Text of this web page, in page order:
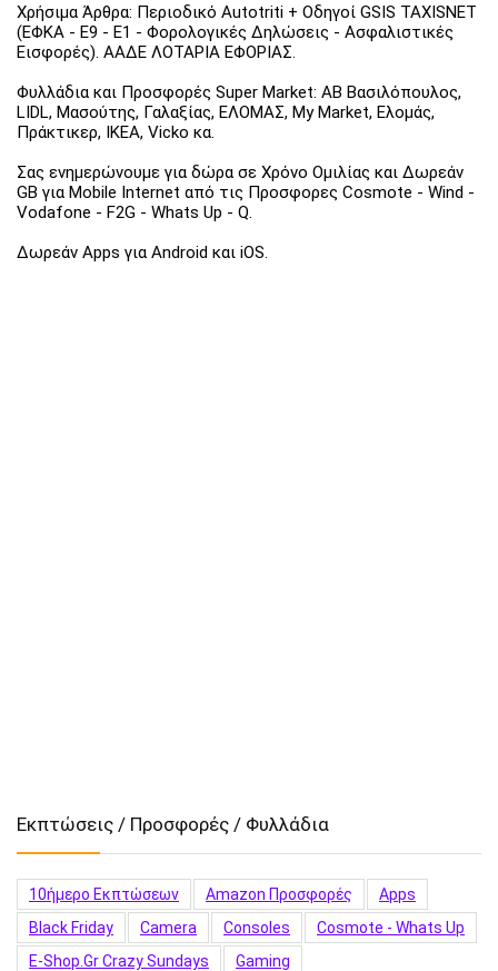
Χρήσιμα Άρθρα: Περιοδικό Autotriti + Οδηγοί GSIS TAXISNET
(ΕΦΚΑ - Ε9 - Ε1 - Φορολογικές Δηλώσεις - Ασφαλιστικές
Εισφορές). ΑΑΔΕ ΛΟΤΑΡΙΑ ΕΦΟΡΙΑΣ.
Φυλλάδια και Προσφορές Super Market: ΑΒ Βασιλόπουλος,
LIDL, Μασούτης, Γαλαξίας, ΕΛΟΜΑΣ, My Market, Ελομάς,
Πράκτικερ, ΙΚΕΑ, Vicko κα.
Σας ενημερώνουμε για δώρα σε Χρόνο Ομιλίας και Δωρεάν
GB για Mobile Internet από τις Προσφορες Cosmote - Wind -
Vodafone - F2G - Whats Up - Q.
Δωρεάν Apps για Android και iOS.
Εκπτώσεις / Προσφορές / Φυλλάδια
10ήμερο Εκπτώσεων Amazon Προσφορές
Apps
Black Friday
Camera Consoles
Cosmote - Whats Up
E-Shop.gr Crazy Sundays
Gaming